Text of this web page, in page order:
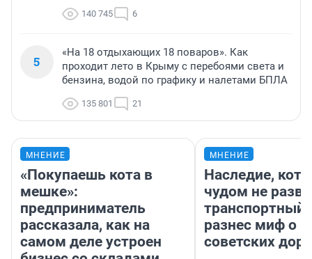
140 745 6
5
«На 18 отдыхающих 18 поваров». Как
проходит лето в Крыму с перебоями света и
бензина, водой по графику и налетами БПЛА
135 801 21
МНЕНИЕ
«Покупаешь кота в
мешке»:
предприниматель
рассказала, как на
самом деле устроен
МНЕНИЕ
Наследие,
чудом не
транспортный
разнес миф о
советских